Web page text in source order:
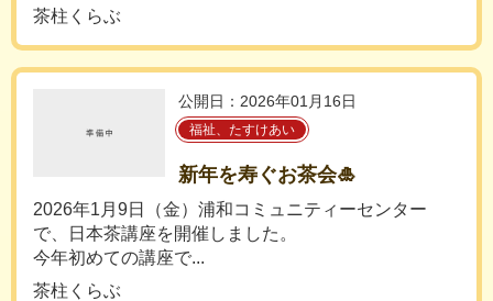
茶柱くらぶ
公開日：2026年01月16日
福祉、たすけあい
新年を寿ぐお茶会🎍
2026年1月9日（金）浦和コミュニティーセンター
で、日本茶講座を開催しました。
今年初めての講座で...
茶柱くらぶ